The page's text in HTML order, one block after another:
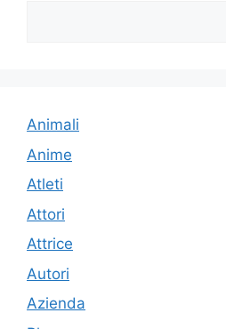
Animali
Anime
Atleti
Attori
Attrice
Autori
Azienda